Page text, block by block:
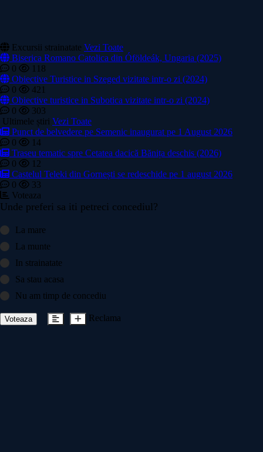
Excursii strainatate Vezi Toate
Biserica Romano Catolica din Óföldeák, Ungaria (2025)
0
118
Obiective Turistice in Szeged vizitate intr-o zi (2024)
0
421
Obiective turistice in Subotica vizitate intr-o zi (2024)
0
303
Ultimele știri Vezi Toate
Punct de belvedere pe Semenic inaugurat pe 1 August 2026
0
14
Traseu tematic spre Cetatea dacică Bănița deschis (2026)
0
12
Castelul Teleki din Gornești se redeschide pe 1 august 2026
0
33
Voteaza
Unde preferi sa iti petreci concediul?
La mare
La munte
In strainatate
Sa stau acasa
Nu am timp de concediu
Voteaza Reclama